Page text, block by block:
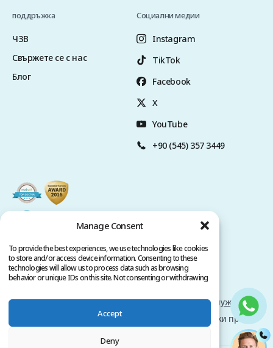
Manage Consent
To provide the best experiences, we use technologies like cookies
to store and/or access device information. Consenting to these
technologies will allow us to process data such as browsing
behavior or unique IDs on this site. Not consenting or withdrawing
Accept
Deny
поддръжка
ЧЗВ
Свържете се с нас
Блог
Социални медии
Instagram
TikTok
Facebook
X
YouTube
+90 (545) 357 3449
Политика за поверителност
условия за обслужване
Авторско право @ 2026 www.clinicana.com. Всички права
запазени.